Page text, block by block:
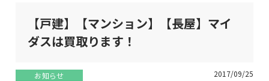
【戸建】【マンション】【長屋】マイ
ダスは買取ります！
お知らせ 2017/09/25